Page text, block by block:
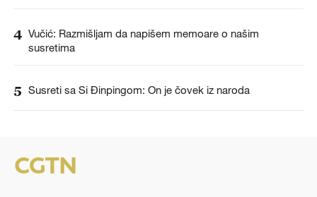
4 Vučić: Razmišljam da napišem memoare o našim
susretima
5 Susreti sa Si Đinpingom: On je čovek iz naroda